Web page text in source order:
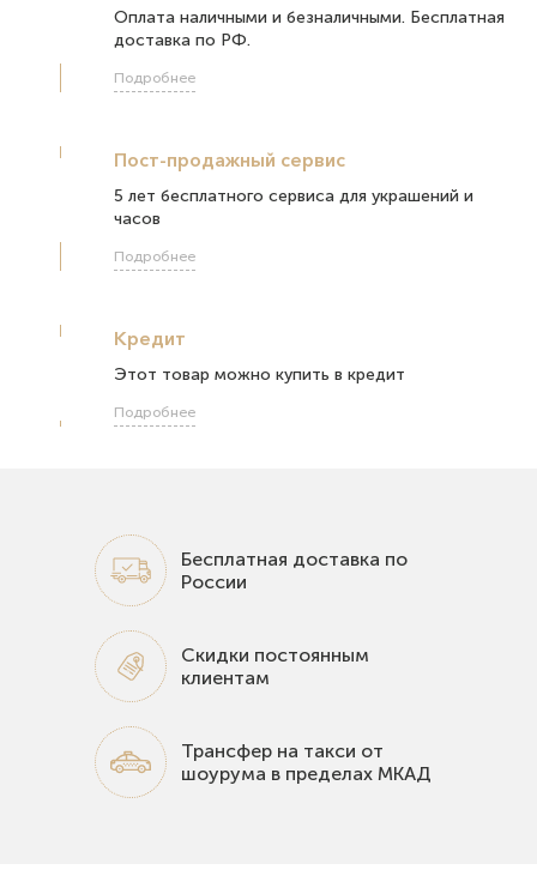
Оплата наличными и безналичными. Бесплатная
доставка по РФ.
Подробнее
Пост-продажный сервис
5 лет бесплатного сервиса для украшений и
часов
Подробнее
Кредит
Этот товар можно купить в кредит
Подробнее
Бесплатная доставка по
России
Скидки постоянным
клиентам
Трансфер на такси от
шоурума в пределах МКАД